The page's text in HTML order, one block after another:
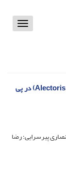
Toggle
مقایسه عملکرد تولیدمثلی کبک‌های چوکار (Alectoris chukar) در پی
پیرسرایی؛ رضا